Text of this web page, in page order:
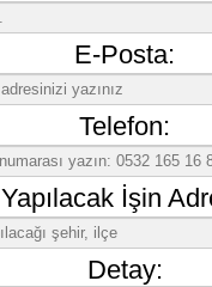
E-Posta:
Telefon:
Yapılacak İşin
Detay: